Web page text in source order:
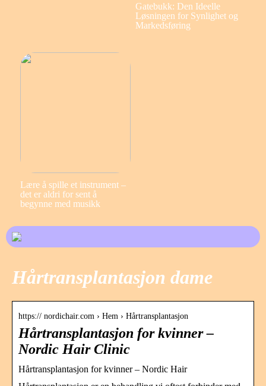
Gatebukk: Den Ideelle
Løsningen for Synlighet og
Markedsføring
Lære å spille et instrument –
det er aldri for sent å
begynne med musikk
Hårtransplantasjon dame
https:// nordichair.com › Hem › Hårtransplantasjon
Hårtransplantasjon for kvinner –
Nordic Hair Clinic
Hårtransplantasjon for kvinner – Nordic Hair